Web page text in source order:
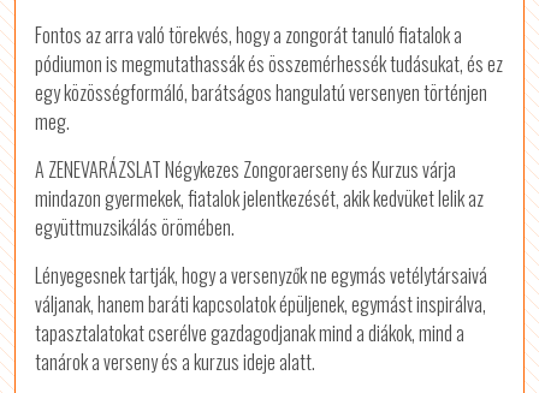
Fontos az arra való törekvés, hogy a zongorát tanuló fiatalok a
pódiumon is megmutathassák és összemérhessék tudásukat, és ez
egy közösségformáló, barátságos hangulatú versenyen történjen
meg.
A ZENEVARÁZSLAT Négykezes Zongoraerseny és Kurzus várja
mindazon gyermekek, fiatalok jelentkezését, akik kedvüket lelik az
együttmuzsikálás örömében.
Lényegesnek tartják, hogy a versenyzők ne egymás vetélytársaivá
váljanak, hanem baráti kapcsolatok épüljenek, egymást inspirálva,
tapasztalatokat cserélve gazdagodjanak mind a diákok, mind a
tanárok a verseny és a kurzus ideje alatt.